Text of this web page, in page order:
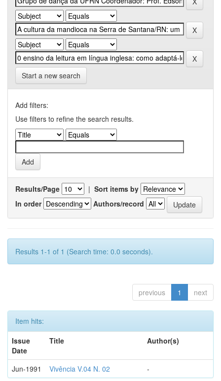
Start a new search
Add filters:
Use filters to refine the search results.
Results/Page | Sort items by
In order
Authors/record
Results 1-1 of 1 (Search time: 0.0 seconds).
previous 1 next
Item hits:
Issue
Date
Title Author(s)
Jun-1991 Vivência V.04 N. 02 -